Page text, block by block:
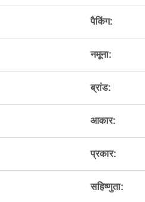
पैकिंग:
नमूना:
ब्रांड:
आकार:
प्रकार:
सहिष्णुता: